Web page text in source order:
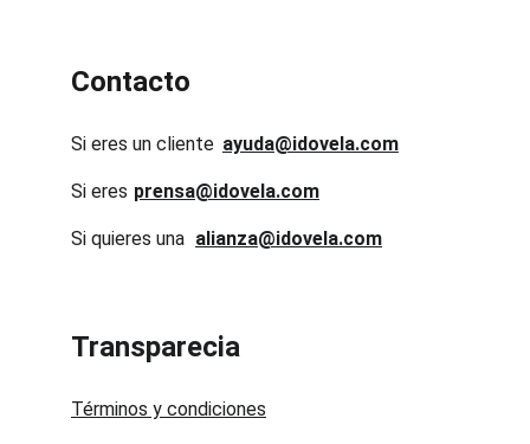
Contacto
Si eres un cliente
prensa@idovela.com
Si eres
ayuda@idovela.com
Si quieres una alianza@idovela.com
Transparecia
Términos y condiciones